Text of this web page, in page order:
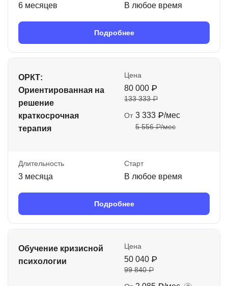
6 месяцев В любое время
Подробнее
ОРКТ:
Ориентированная на
решение
краткосрочная
терапия
Цена
80 000 ₽
133 333 ₽
От 3 333 ₽/мес
5 556 ₽/мес
Длительность
3 месяца
Старт
В любое время
Подробнее
Обучение кризисной
психологии
Цена
50 040 ₽
99 840 ₽